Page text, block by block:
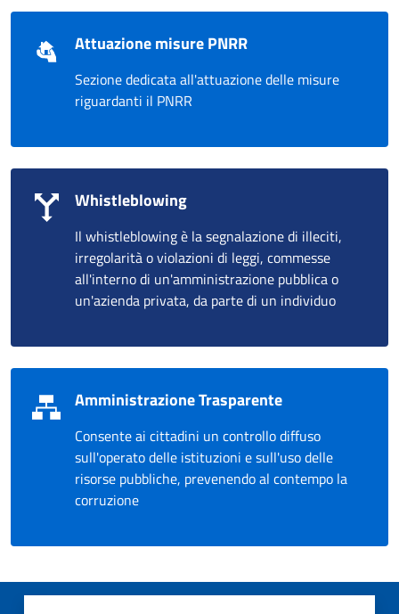
Attuazione misure PNRR
Sezione dedicata all'attuazione delle misure
riguardanti il PNRR
Whistleblowing
Il whistleblowing è la segnalazione di illeciti,
irregolarità o violazioni di leggi, commesse
all'interno di un'amministrazione pubblica o
un'azienda privata, da parte di un individuo
Amministrazione Trasparente
Consente ai cittadini un controllo diffuso
sull'operato delle istituzioni e sull'uso delle
risorse pubbliche, prevenendo al contempo la
corruzione